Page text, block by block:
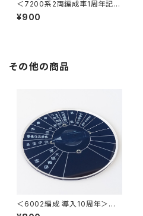
＜7200系2両編成車1周年記念
＞2連アクリルキーホルダー
¥900
その他の商品
＜6002編成 導入10周年＞方
向幕指令器（ダイヤル型）アクリ